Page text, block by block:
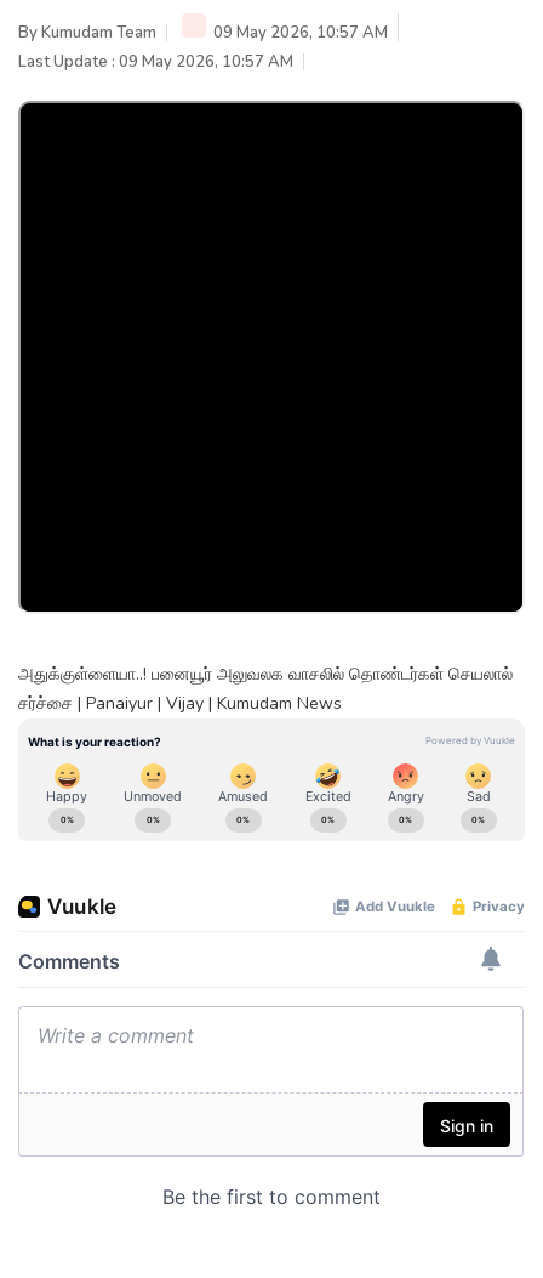
ByKumudam Team
09 May 2026, 10:57 AM
Last Update : 09 May 2026, 10:57 AM
அதுக்குள்ளையா..! பனையூர் அலுவலக வாசலில் தொண்டர்கள் செயலால்
சர்ச்சை | Panaiyur | Vijay | Kumudam News